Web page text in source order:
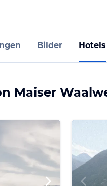
Bilder Hotels
Maiser